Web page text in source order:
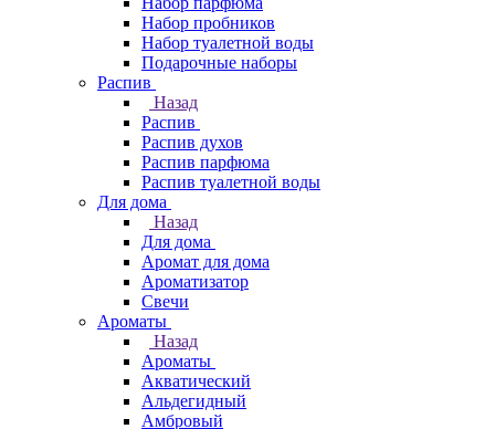
Набор пробников
Набор туалетной воды
Подарочные наборы
Распив
Назад
Распив
Распив духов
Распив парфюма
Распив туалетной воды
Для дома
Назад
Для дома
Аромат для дома
Ароматизатор
Свечи
Ароматы
Назад
Ароматы
Акватический
Альдегидный
Амбровый